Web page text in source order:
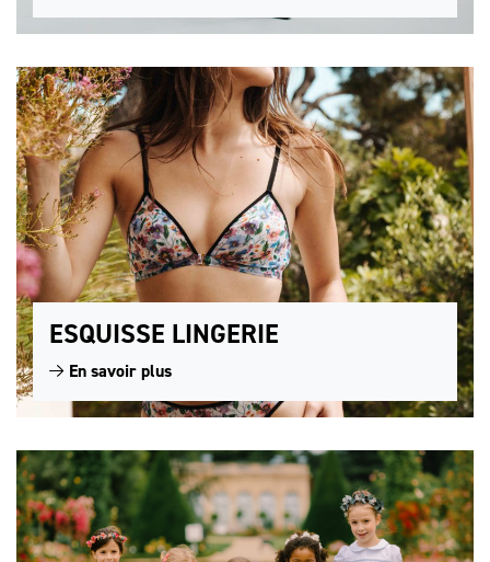
ESQUISSE LINGERIE
En savoir plus